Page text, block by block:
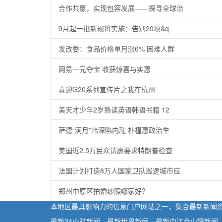
合作共赢，实现包容发展——探寻全球治
9月起一批新规将实施：告别20项&q
发改委：食品价格单月涨6% 困难人群
网易一元夺宝 收获惊喜与实惠
喜迎G20系列宣传片之我在杭州
美天才少年2岁熟读英语韩语书籍 12
萨德“满月”韩深陷内乱 朴槿惠政治生
美国近2.5万民众请愿要求特朗普检查
法国计划打造8万人国家卫队巡逻城市应
郑州中原区拍婚纱照哪家好?
本地区最具影响力的信息门户网站之一，集合最新新闻